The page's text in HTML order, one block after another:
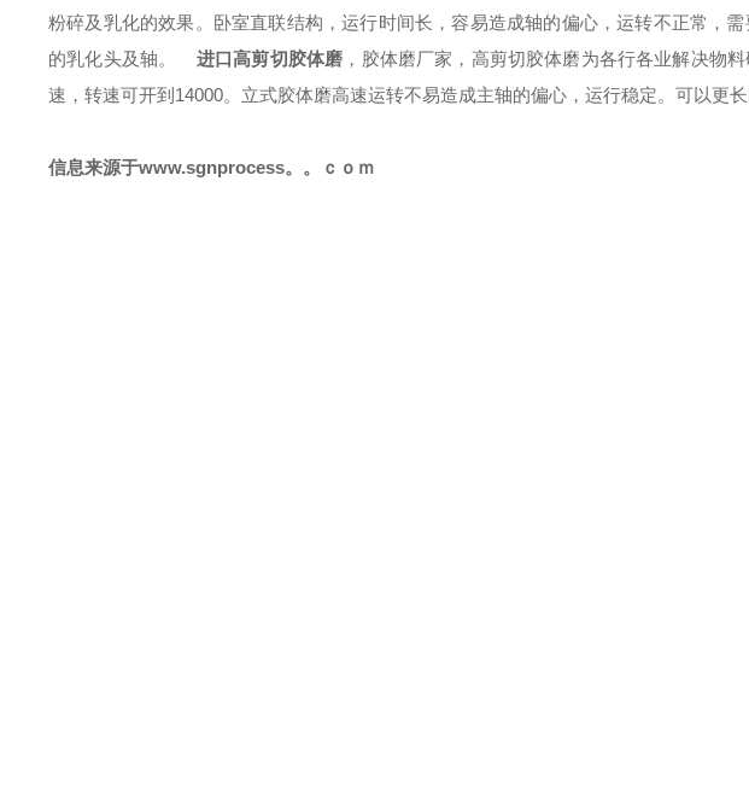
粉碎及乳化的效果。卧室直联结构，运行时间长，容易造成轴的偏心，运转不正常，
的乳化头及轴。
进口高剪切胶体磨 ，胶体磨厂家，高剪切胶体磨为各行各业解决物
速，转速可开到14000。立式胶体磨高速运转不易造成主轴的偏心，运行稳定。可以更
信息来源于www.sgnprocess。。ｃｏｍ